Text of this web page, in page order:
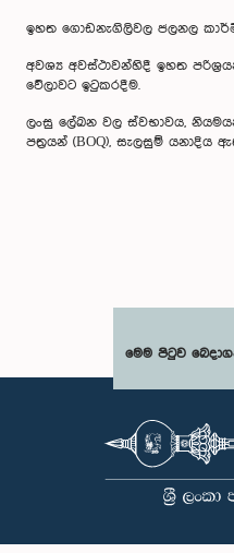
ඉහත ගොඩනැගිලිවල ජලනල
අවශ්‍ය අවස්ථාවන්හිදී ඉහත
වේලාවට ඉටුකරදීම.
ලංසු ලේඛන වල ස්වභාවය,
පත්‍රයන් (BOQ), සැලසුම්
මෙම පිටුව